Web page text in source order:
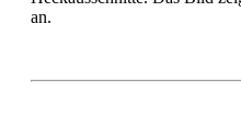
an.